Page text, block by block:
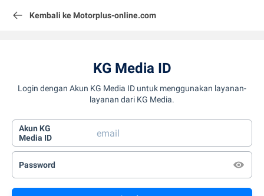
Kembali ke Motorplus-online.com
KG Media ID
Login dengan Akun KG Media ID untuk menggunakan layanan-
layanan dari KG Media.
Akun KG
Media ID
Password